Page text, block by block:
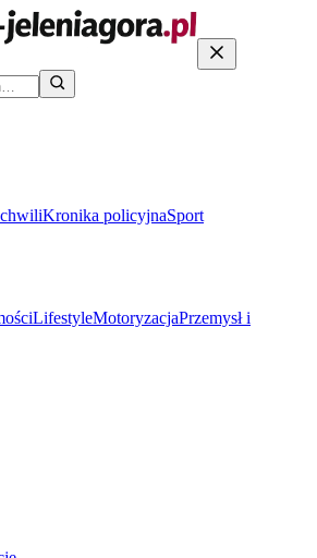
Kronika policyjnaSport
LifestyleMotoryzacjaPrzemysł i